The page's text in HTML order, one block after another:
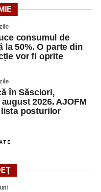
consumul de
la 50%. O parte din
vor fi oprite
în Săsciori,
2026. AJOFM
posturilor